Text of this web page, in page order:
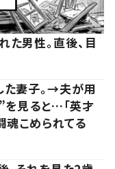
男性。直後、目
た妻子。→夫が用
を見ると…「英才
魂こめられてる